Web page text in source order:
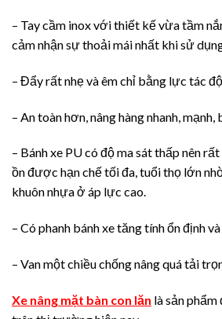
– Tay cầm inox với thiết kế vừa tầm
cảm nhận sự thoải mái nhất khi sử
– Đẩy rất nhẹ và êm chỉ bằng lực tác
– An toàn hơn, nâng hàng nhanh, mạnh,
– Bánh xe PU có độ ma sát thấp nên
ồn được hạn chế tối đa, tuổi thọ lớn
khuôn nhựa ở áp lực cao.
– Có phanh bánh xe tăng tính ổn định
– Van một chiều chống nâng quá tải
Xe nâng mặt bàn con lăn là sản